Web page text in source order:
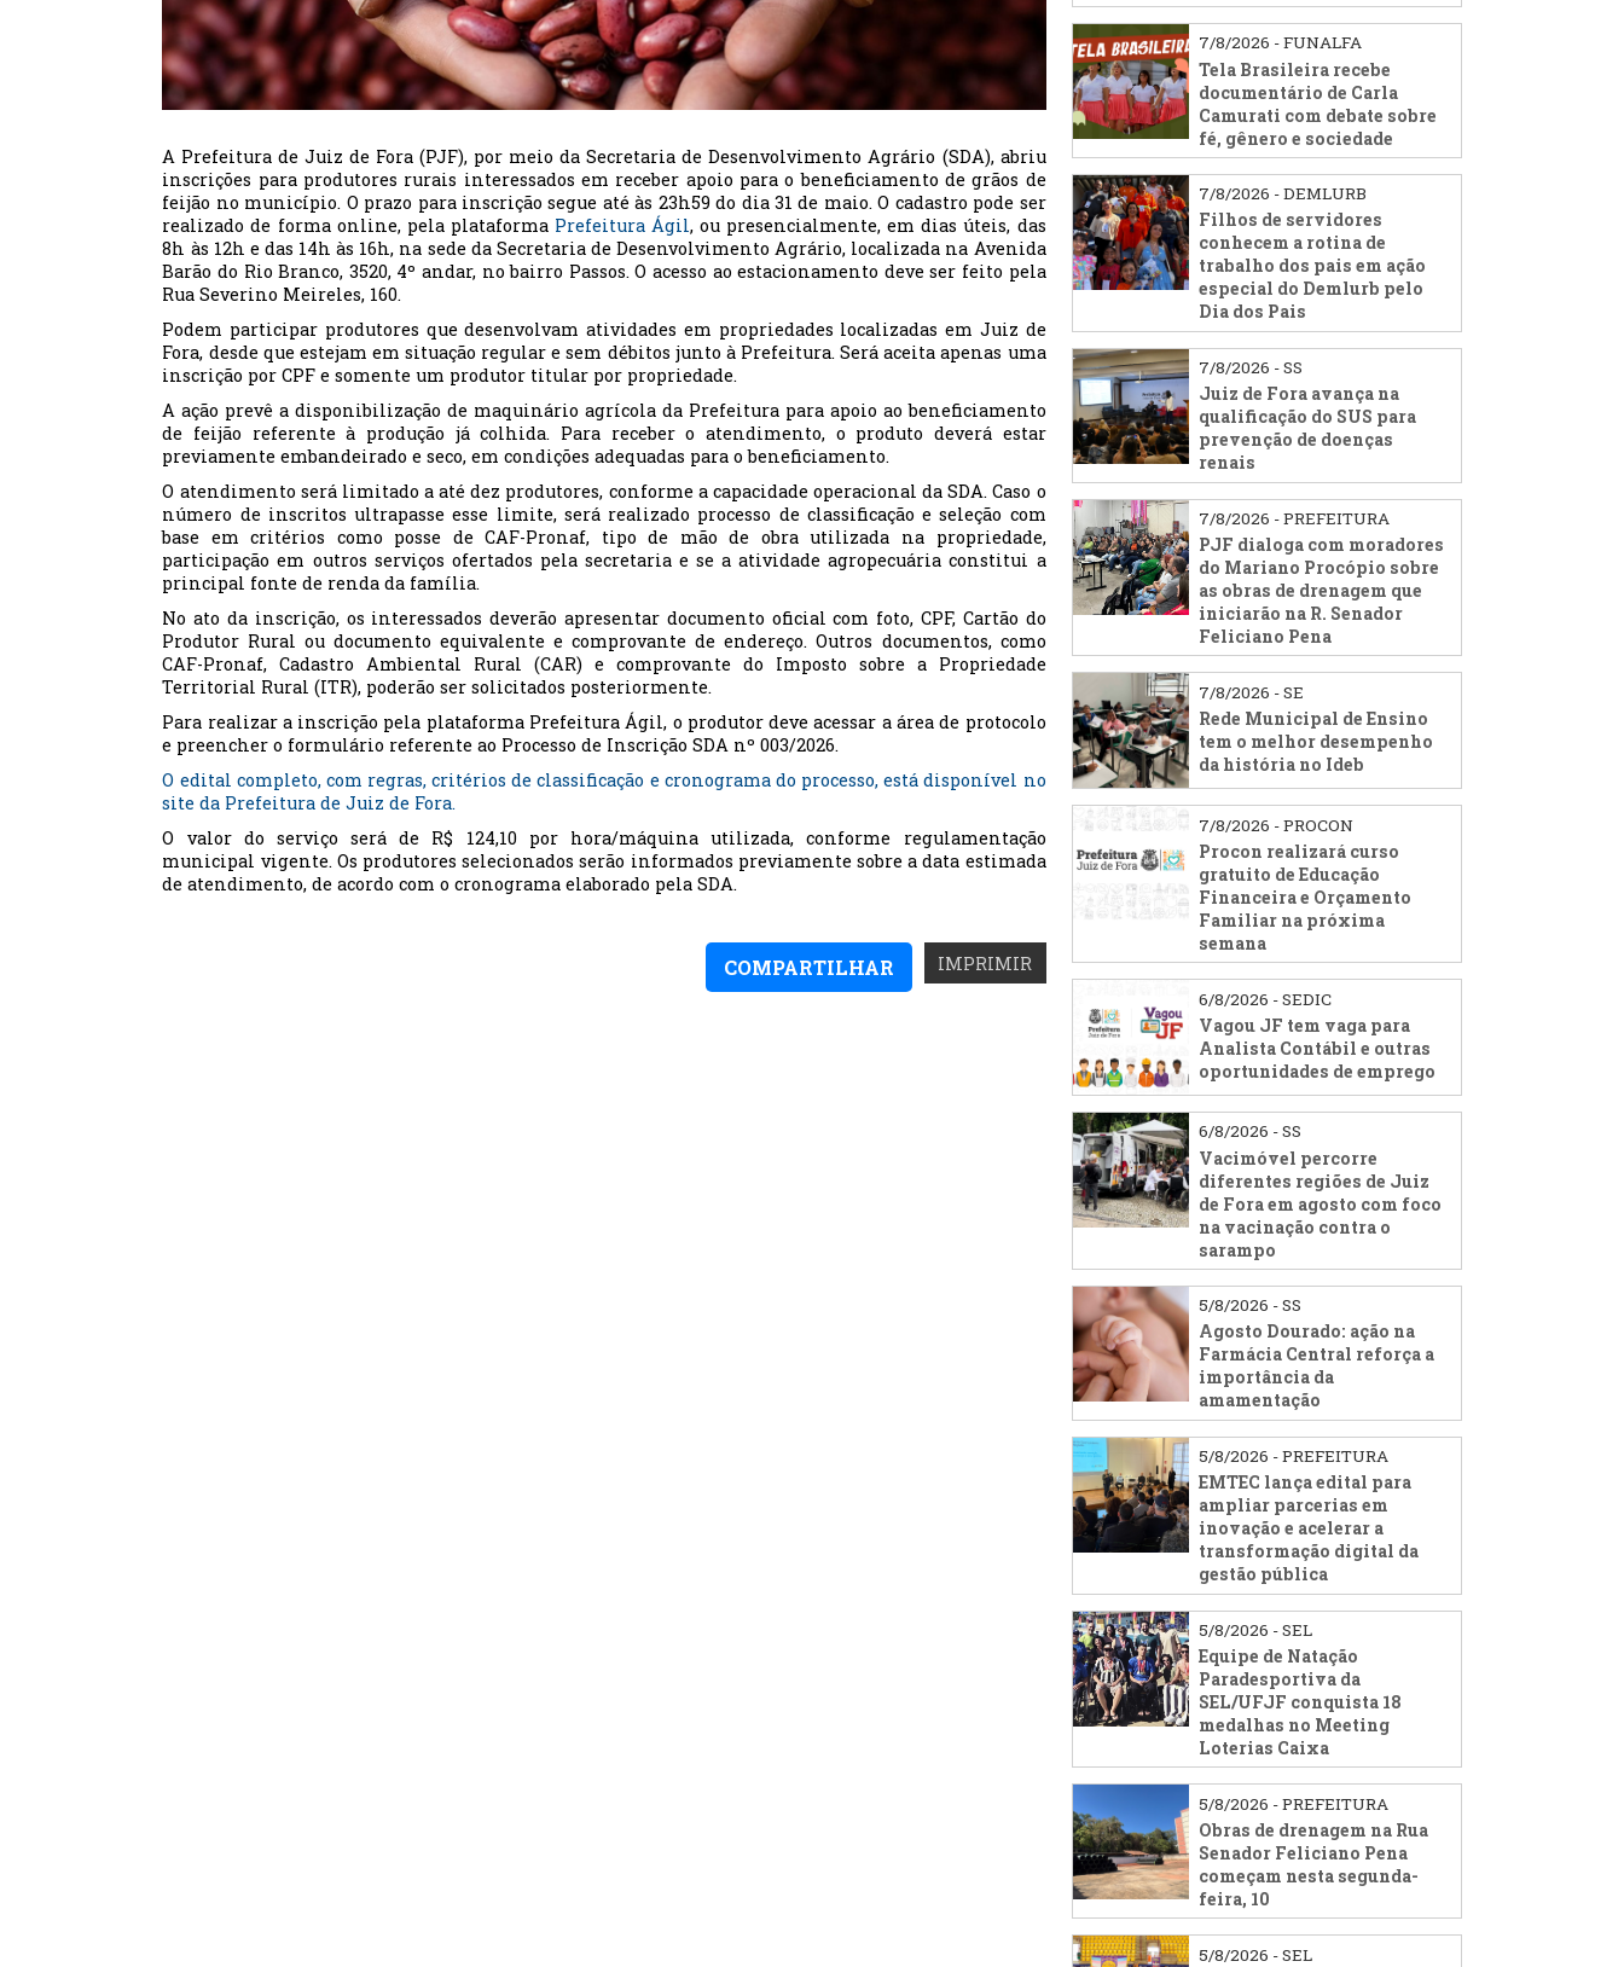
A Prefeitura de Juiz de Fora (PJF), por meio da Secretaria de Desenvolvimento Agrário (SDA), abriu
inscrições para produtores rurais interessados em receber apoio para o beneficiamento de grãos de
feijão no município. O prazo para inscrição segue até às 23h59 do dia 31 de maio. O cadastro pode ser
realizado de forma online, pela plataforma Prefeitura Ágil, ou presencialmente, em dias úteis, das
8h às 12h e das 14h às 16h, na sede da Secretaria de Desenvolvimento Agrário, localizada na Avenida
Barão do Rio Branco, 3520, 4º andar, no bairro Passos. O acesso ao estacionamento deve ser feito pela
Rua Severino Meireles, 160.
Podem participar produtores que desenvolvam atividades em propriedades localizadas em Juiz de
Fora, desde que estejam em situação regular e sem débitos junto à Prefeitura. Será aceita apenas uma
inscrição por CPF e somente um produtor titular por propriedade.
A ação prevê a disponibilização de maquinário agrícola da Prefeitura para apoio ao beneficiamento
de feijão referente à produção já colhida. Para receber o atendimento, o produto deverá estar
previamente embandeirado e seco, em condições adequadas para o beneficiamento.
O atendimento será limitado a até dez produtores, conforme a capacidade operacional da SDA. Caso o
número de inscritos ultrapasse esse limite, será realizado processo de classificação e seleção com
base em critérios como posse de CAF-Pronaf, tipo de mão de obra utilizada na propriedade,
participação em outros serviços ofertados pela secretaria e se a atividade agropecuária constitui a
principal fonte de renda da família.
No ato da inscrição, os interessados deverão apresentar documento oficial com foto, CPF, Cartão do
Produtor Rural ou documento equivalente e comprovante de endereço. Outros documentos, como
CAF-Pronaf, Cadastro Ambiental Rural (CAR) e comprovante do Imposto sobre a Propriedade
Territorial Rural (ITR), poderão ser solicitados posteriormente.
Para realizar a inscrição pela plataforma Prefeitura Ágil, o produtor deve acessar a área de protocolo
e preencher o formulário referente ao Processo de Inscrição SDA nº 003/2026.
O edital completo, com regras, critérios de classificação e cronograma do processo, está disponível no
site da Prefeitura de Juiz de Fora.
O valor do serviço será de R$ 124,10 por hora/máquina utilizada, conforme regulamentação
municipal vigente. Os produtores selecionados serão informados previamente sobre a data estimada
de atendimento, de acordo com o cronograma elaborado pela SDA.
IMPRIMIR
COMPARTILHAR
7/8/2026 - FUNALFA
Tela Brasileira recebe
documentário de Carla
Camurati com debate sobre
fé, gênero e sociedade
7/8/2026 - DEMLURB
Filhos de servidores
conhecem a rotina de
trabalho dos pais em ação
especial do Demlurb pelo
Dia dos Pais
7/8/2026 - SS
Juiz de Fora avança na
qualificação do SUS para
prevenção de doenças
renais
7/8/2026 - PREFEITURA
PJF dialoga com moradores
do Mariano Procópio sobre
as obras de drenagem que
iniciarão na R. Senador
Feliciano Pena
7/8/2026 - SE
Rede Municipal de Ensino
tem o melhor desempenho
da história no Ideb
7/8/2026 - PROCON
Procon realizará curso
gratuito de Educação
Financeira e Orçamento
Familiar na próxima
semana
6/8/2026 - SEDIC
Vagou JF tem vaga para
Analista Contábil e outras
oportunidades de emprego
6/8/2026 - SS
Vacimóvel percorre
diferentes regiões de Juiz
de Fora em agosto com foco
na vacinação contra o
sarampo
5/8/2026 - SS
Agosto Dourado: ação na
Farmácia Central reforça a
importância da
amamentação
5/8/2026 - PREFEITURA
EMTEC lança edital para
ampliar parcerias em
inovação e acelerar a
transformação digital da
gestão pública
5/8/2026 - SEL
Equipe de Natação
Paradesportiva da
SEL/UFJF conquista 18
medalhas no Meeting
Loterias Caixa
5/8/2026 - PREFEITURA
Obras de drenagem na Rua
Senador Feliciano Pena
começam nesta segunda-
feira, 10
5/8/2026 - SEL